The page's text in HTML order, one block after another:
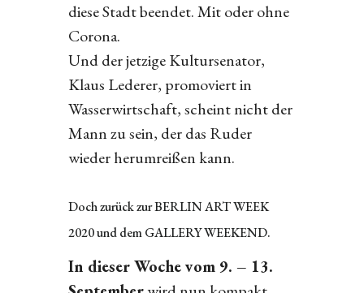
diese Stadt beendet. Mit oder ohne
Corona.
Und der jetzige Kultursenator,
Klaus Lederer, promoviert in
Wasserwirtschaft, scheint nicht der
Mann zu sein, der das Ruder
wieder herumreißen kann.
Doch zurück zur BERLIN ART WEEK
2020 und dem GALLERY WEEKEND.
In dieser Woche vom 9. – 13.